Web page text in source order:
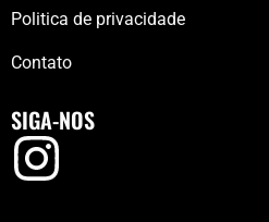
Politica de privacidade
Contato
SIGA-NOS